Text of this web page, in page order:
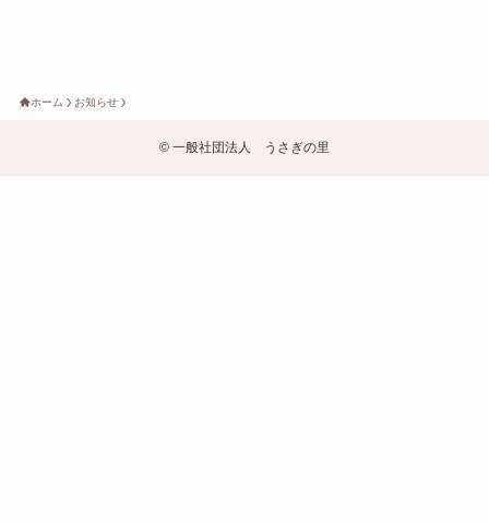
ホーム お知らせ
© 一般社団法人 うさぎの里